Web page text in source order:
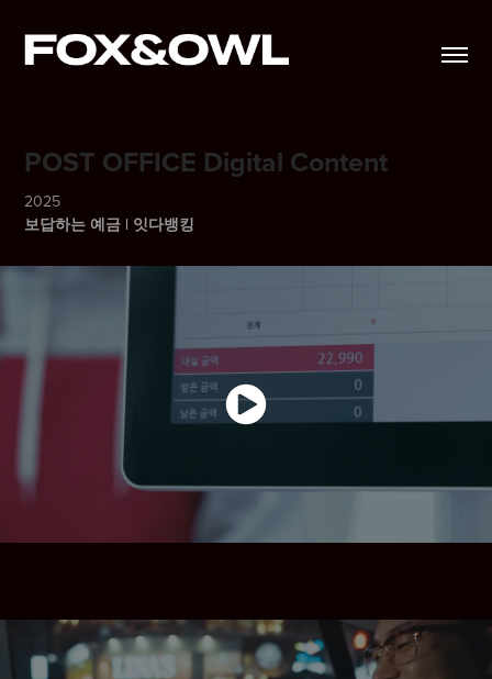
POST OFFICE Digital Content
2025
보답하는 예금 | 잇다뱅킹